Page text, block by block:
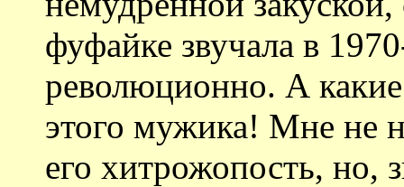
фуфайке звучала в
революционно. А
этого мужика! Мне не
его хитрожопость, но,